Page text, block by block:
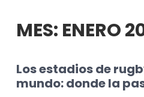
MES: ENERO
Los estadios de
mundo: donde la